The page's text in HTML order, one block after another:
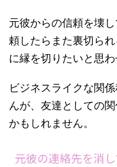
元彼からの信頼を壊
頼したらまた裏切ら
に縁を切りたいと思わ
ビジネスライクな関
んが、友達としての
かもしれません。
元彼の連絡先を消